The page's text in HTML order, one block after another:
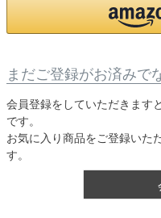
まだご登録がお済みで
会員登録をしていただきます
です。
お気に入り商品をご登録いた
す。